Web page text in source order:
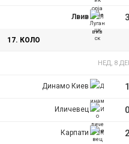
Лвив 3
17. КОЛО
НЕД, 8
Динамо Киев 1
Иличевец 0
Карпати 2